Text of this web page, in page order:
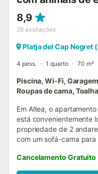
8,9
26 avaliações
Platja del Cap Negret
4 pess. 1 quarto 70 m²
Piscina, Wi-Fi,
Roupas de cama,
Em Altea, o
está convenientemente
propriedade de 2
com um sofá-cama
acomodar 4 pessoas.
de alta velocidade, ar
Cancelamento Gratuito